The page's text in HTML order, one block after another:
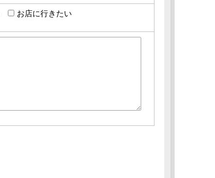
お店に行きたい